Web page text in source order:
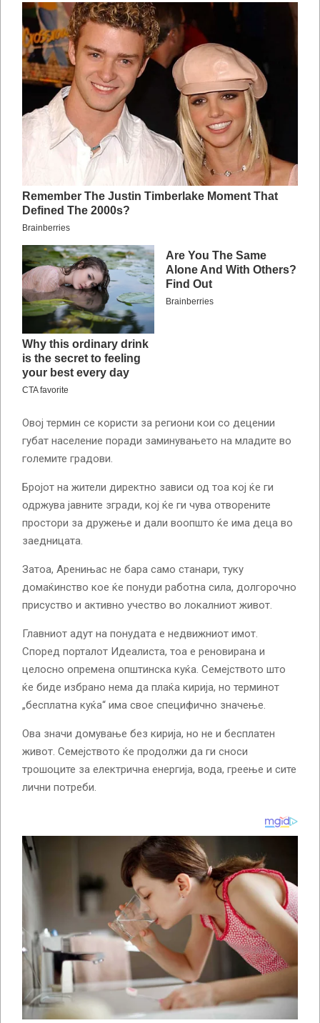
Овој термин се користи за региони кои со децении
губат население поради заминувањето на младите во
големите градови.
Бројот на жители директно зависи од тоа кој ќе ги
одржува јавните згради, кој ќе ги чува отворените
простори за дружење и дали воопшто ќе има деца во
заедницата.
Затоа, Аренињас не бара само станари, туку
домаќинство кое ќе понуди работна сила, долгорочно
присуство и активно учество во локалниот живот.
Главниот адут на понудата е недвижниот имот.
Според порталот Идеалиста, тоа е реновирана и
целосно опремена општинска куќа. Семејството што
ќе биде избрано нема да плаќа кирија, но терминот
„бесплатна куќа“ има свое специфично значење.
Ова значи домување без кирија, но не и бесплатен
живот. Семејството ќе продолжи да ги сноси
трошоците за електрична енергија, вода, греење и сите
лични потреби.